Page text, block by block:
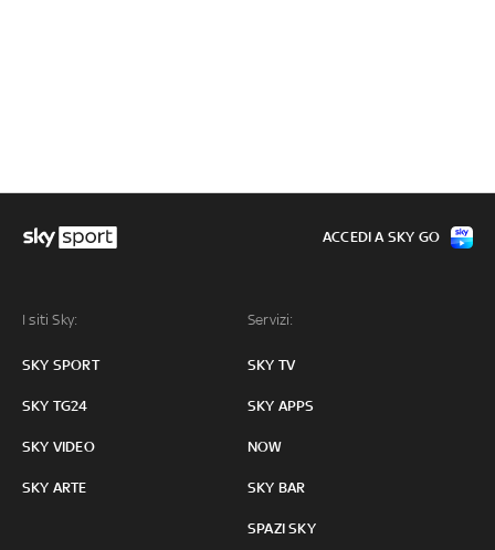
I siti Sky:
SKY SPORT
SKY TG24
SKY VIDEO
SKY ARTE
Servizi:
SKY TV
SKY APPS
NOW
SKY BAR
SPAZI SKY
ACCEDI A SKY GO